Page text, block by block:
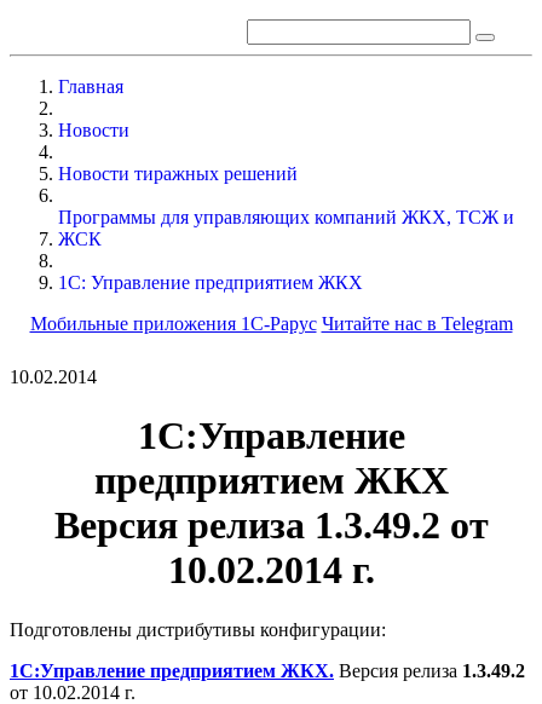
Главная
Новости
Новости тиражных решений
Программы для управляющих компаний ЖКХ, ТСЖ и
ЖСК
1С: Управление предприятием ЖКХ
Мобильные приложения 1С-Рарус Читайте нас в Telegram
10.02.2014
1С:Управление
предприятием ЖКХ
Версия релиза 1.3.49.2 от
10.02.2014 г.
Подготовлены дистрибутивы конфигурации:
1С:Управление предприятием ЖКХ. Версия релиза 1.3.49.2
от 10.02.2014 г.